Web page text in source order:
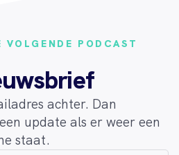
VOLGENDE PODCAST
achter. Dan
update als er weer een
staat.